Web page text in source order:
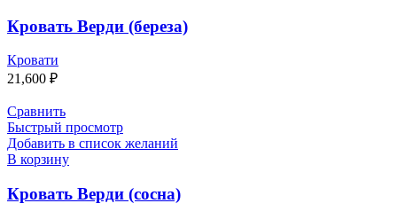
Кровать Верди (береза)
Кровати
21,600 ₽
Сравнить
Быстрый просмотр
Добавить в список желаний
В корзину
Кровать Верди (сосна)